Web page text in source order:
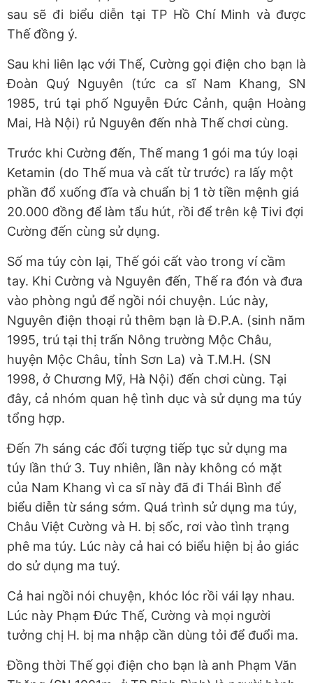
sau sẽ đi biểu diễn tại TP Hồ Chí Minh và được
Thế đồng ý.
Sau khi liên lạc với Thế, Cường gọi điện cho bạn là
Đoàn Quý Nguyên (tức ca sĩ Nam Khang, SN
1985, trú tại phố Nguyễn Đức Cảnh, quận Hoàng
Mai, Hà Nội) rủ Nguyên đến nhà Thế chơi cùng.
Trước khi Cường đến, Thế mang 1 gói ma túy loại
Ketamin (do Thế mua và cất từ trước) ra lấy một
phần đổ xuống đĩa và chuẩn bị 1 tờ tiền mệnh giá
20.000 đồng để làm tẩu hút, rồi để trên kệ Tivi đợi
Cường đến cùng sử dụng.
Số ma túy còn lại, Thế gói cất vào trong ví cầm
tay. Khi Cường và Nguyên đến, Thế ra đón và đưa
vào phòng ngủ để ngồi nói chuyện. Lúc này,
Nguyên điện thoại rủ thêm bạn là Đ.P.A. (sinh năm
1995, trú tại thị trấn Nông trường Mộc Châu,
huyện Mộc Châu, tỉnh Sơn La) và T.M.H. (SN
1998, ở Chương Mỹ, Hà Nội) đến chơi cùng. Tại
đây, cả nhóm quan hệ tình dục và sử dụng ma túy
tổng hợp.
Đến 7h sáng các đối tượng tiếp tục sử dụng ma
túy lần thứ 3. Tuy nhiên, lần này không có mặt
của Nam Khang vì ca sĩ này đã đi Thái Bình để
biểu diễn từ sáng sớm. Quá trình sử dụng ma túy,
Châu Việt Cường và H. bị sốc, rơi vào tình trạng
phê ma túy. Lúc này cả hai có biểu hiện bị ảo giác
do sử dụng ma tuý.
Cả hai ngồi nói chuyện, khóc lóc rồi vái lạy nhau.
Lúc này Phạm Đức Thế, Cường và mọi người
tưởng chị H. bị ma nhập cần dùng tỏi để đuổi ma.
Đồng thời Thế gọi điện cho bạn là anh Phạm Văn